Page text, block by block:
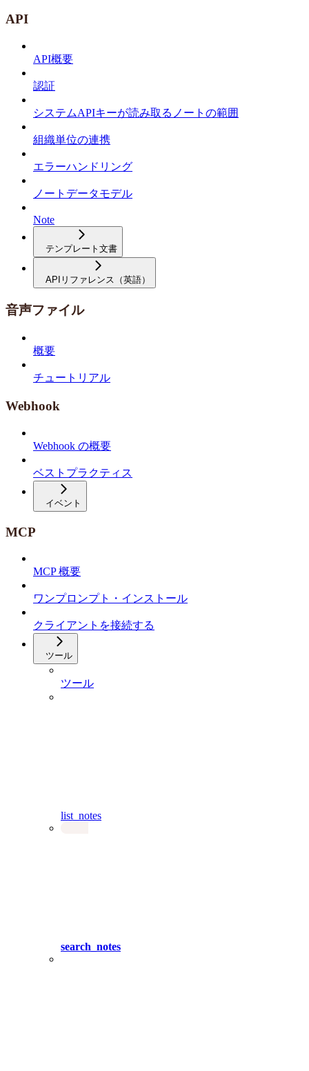
API
API概要
認証
システムAPIキーが読み取るノートの範囲
組織単位の連携
エラーハンドリング
ノートデータモデル
Note
テンプレート文書
APIリファレンス（英語）
音声ファイル
概要
チュートリアル
Webhook
Webhook の概要
ベストプラクティス
イベント
MCP
MCP 概要
ワンプロンプト・インストール
クライアントを接続する
ツール
ツール
list_notes
search_notes